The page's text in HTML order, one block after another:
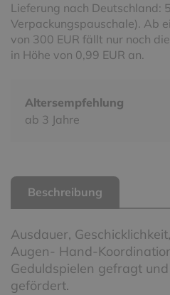
Lieferung nach Deutschland:
Verpackungspauschale). Ab
von 300 EUR fällt nur noch
in Höhe von 0,99 EUR an.
Altersempfehlung
ab 3 Jahre
Beschreibung
Ausdauer,
Augen- Hand-
Geduldspielen gefragt
gefördert.